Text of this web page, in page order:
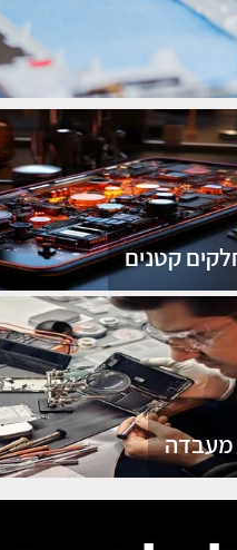
קטנים
מעבדה